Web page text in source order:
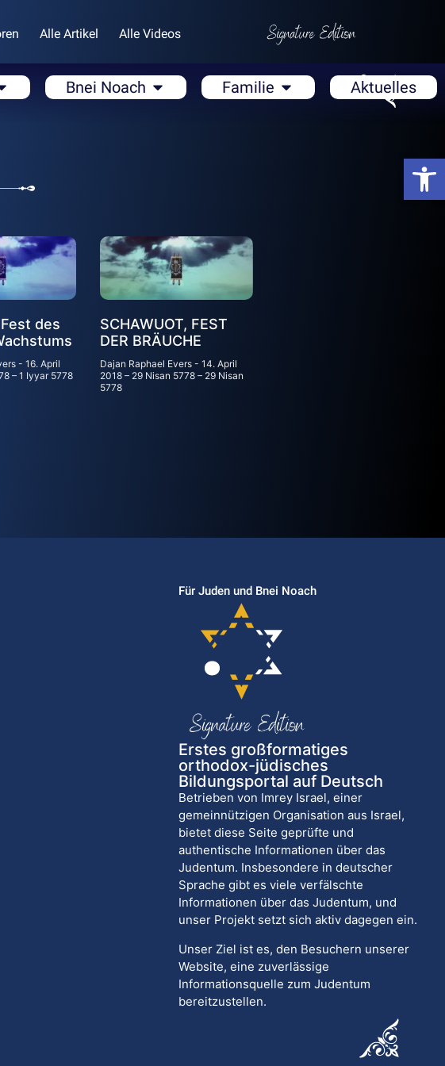
Alle Artikel Alle Videos
Bnei Noach Familie Aktuelles
des
16. April
– 1 Iyyar 5778
SCHAWUOT, FEST
DER BRÄUCHE
Dajan Raphael Evers 14. April
2018 – 29 Nisan 5778 – 29 Nisan
5778
Für Juden und Bnei Noach
Erstes großformatiges
orthodox-jüdisches
Bildungsportal auf Deutsch
Betrieben von Imrey Israel, einer
gemeinnützigen Organisation aus Israel,
bietet diese Seite geprüfte und
authentische Informationen über das
Judentum. Insbesondere in deutscher
Sprache gibt es viele verfälschte
Informationen über das Judentum, und
unser Projekt setzt sich aktiv dagegen ein.
Unser Ziel ist es, den Besuchern unserer
Website, eine zuverlässige
Informationsquelle zum Judentum
bereitzustellen.